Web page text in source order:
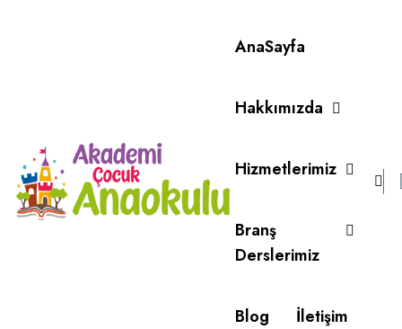
AnaSayfa
Hakkımızda
Hizmetlerimiz
Branş
Derslerimiz
Blog İletişim